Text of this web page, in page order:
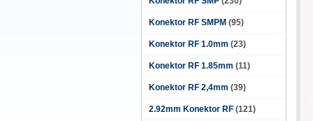
Konektor RF SMPM (95)
Konektor RF 1.0mm (23)
Konektor RF 1.85mm (11)
Konektor RF 2,4mm (39)
2.92mm Konektor RF (121)